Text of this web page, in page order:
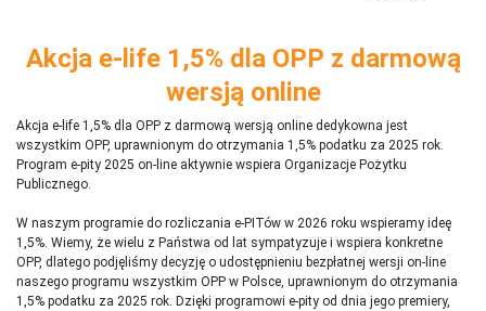
Akcja e-life 1,5% dla OPP z darmową
wersją online
Akcja e-life 1,5% dla OPP z darmową wersją online dedykowna jest
wszystkim OPP, uprawnionym do otrzymania 1,5% podatku za 2025 rok.
Program e-pity 2025 on-line aktywnie wspiera Organizacje Pożytku
Publicznego.
W naszym programie do rozliczania e-PITów w 2026 roku wspieramy ideę
1,5%. Wiemy, że wielu z Państwa od lat sympatyzuje i wspiera konkretne
OPP, dlatego podjęliśmy decyzję o udostępnieniu bezpłatnej wersji on-line
naszego programu wszystkim OPP w Polsce, uprawnionym do otrzymania
1,5% podatku za 2025 rok. Dzięki programowi e-pity od dnia jego premiery,